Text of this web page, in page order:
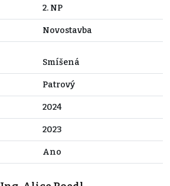
2. NP
Novostavba
Smíšená
Patrový
2024
2023
Ano